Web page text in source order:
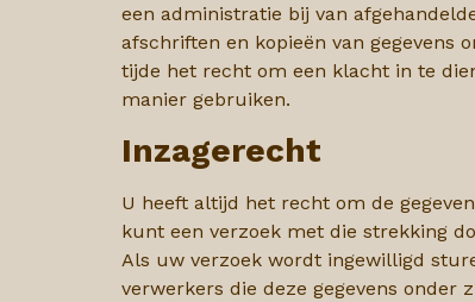
een administratie bij van
afschriften en kopieën van gegevens
tijde het recht om een klacht in te
manier gebruiken.
Inzagerecht
U heeft altijd het recht om de
kunt een verzoek met die strekking
Als uw verzoek wordt ingewilligd
verwerkers die deze gegevens onder